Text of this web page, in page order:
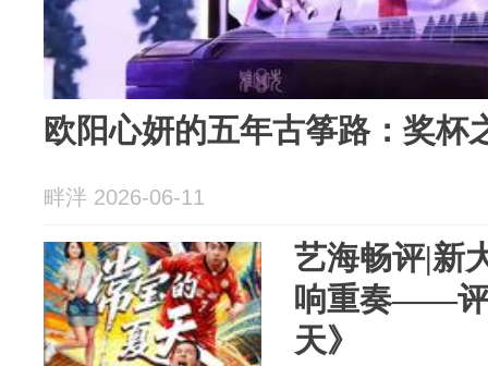
欧阳心妍的五年古筝路：奖杯
畔泮 2026-06-11
艺海畅评|新
响重奏——评
天》